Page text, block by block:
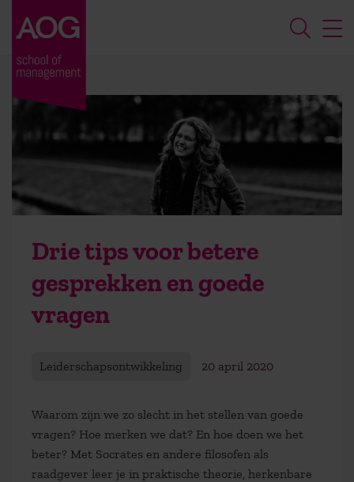
Drie tips voor betere
gesprekken en goede
vragen
Leiderschapsontwikkeling 20 april 2020
Waarom zijn we zo slecht in het stellen van goede
vragen? Hoe merken we dat? En hoe doen we het
beter? Met Socrates en andere filosofen als
raadgever leer je in praktische theorie, herkenbare